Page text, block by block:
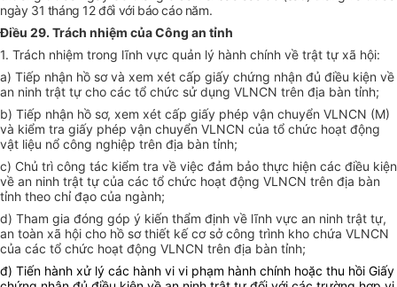
ngày 31 tháng 12 đối với báo cáo năm.
Điều 29. Trách nhiệm của Công an tỉnh
1. Trách nhiệm trong lĩnh vực quản lý hành chính về trật tự xã hội:
a) Tiếp nhận hồ sơ và xem xét cấp giấy chứng nhận đủ điều kiện về
an ninh trật tự cho các tổ chức sử dụng VLNCN trên địa bàn tỉnh;
b) Tiếp nhận hồ sơ, xem xét cấp giấy phép vận chuyển VLNCN (M)
và kiểm tra giấy phép vận chuyển VLNCN của tổ chức hoạt động
vật liệu nổ công nghiệp trên địa bàn tỉnh;
c) Chủ trì công tác kiểm tra về việc đảm bảo thực hiện các điều kiện
về an ninh trật tự của các tổ chức hoạt động VLNCN trên địa bàn
tỉnh theo chỉ đạo của ngành;
d) Tham gia đóng góp ý kiến thẩm định về lĩnh vực an ninh trật tự,
an toàn xã hội cho hồ sơ thiết kế cơ sở công trình kho chứa VLNCN
của các tổ chức hoạt động VLNCN trên địa bàn tỉnh;
đ) Tiến hành xử lý các hành vi vi phạm hành chính hoặc thu hồi Giấy